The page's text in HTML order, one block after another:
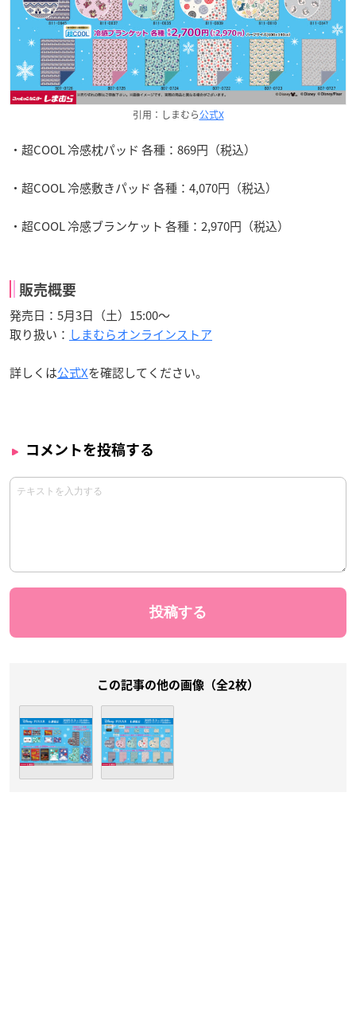
引用：しまむら公式X
・超COOL 冷感枕パッド 各種：869円（税込）
・超COOL 冷感敷きパッド 各種：4,070円（税込）
・超COOL 冷感ブランケット 各種：2,970円（税込）
販売概要
発売日：5月3日（土）15:00〜
取り扱い： しまむらオンラインストア
詳しくは公式Xを確認してください。
コメントを投稿する
この記事の他の画像（全2枚）